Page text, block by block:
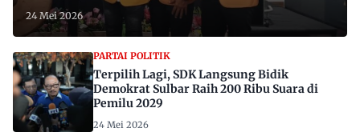
24 Mei 2026
PARTAI POLITIK
Terpilih Lagi, SDK Langsung Bidik
Demokrat Sulbar Raih 200 Ribu Suara di
Pemilu 2029
24 Mei 2026